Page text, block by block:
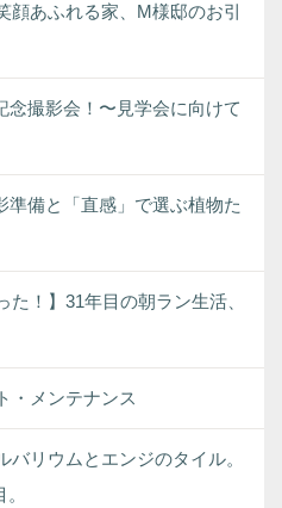
顔あふれる家、M様邸のお引
念撮影会！〜見学会に向けて
準備と「直感」で選ぶ植物た
た！】31年目の朝ラン生活、
・メンテナンス
バリウムとエンジのタイル。